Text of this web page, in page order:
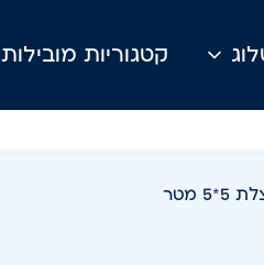
קטגוריות מובילות
מטר